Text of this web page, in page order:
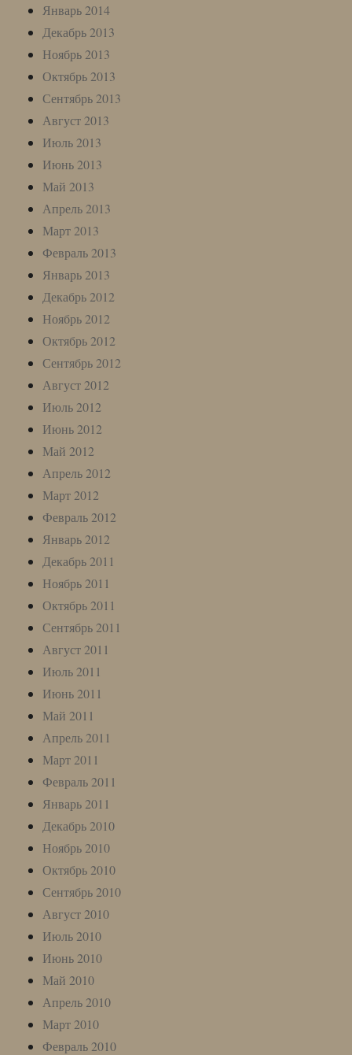
Январь 2014
Декабрь 2013
Ноябрь 2013
Октябрь 2013
Сентябрь 2013
Август 2013
Июль 2013
Июнь 2013
Май 2013
Апрель 2013
Март 2013
Февраль 2013
Январь 2013
Декабрь 2012
Ноябрь 2012
Октябрь 2012
Сентябрь 2012
Август 2012
Июль 2012
Июнь 2012
Май 2012
Апрель 2012
Март 2012
Февраль 2012
Январь 2012
Декабрь 2011
Ноябрь 2011
Октябрь 2011
Сентябрь 2011
Август 2011
Июль 2011
Июнь 2011
Май 2011
Апрель 2011
Март 2011
Февраль 2011
Январь 2011
Декабрь 2010
Ноябрь 2010
Октябрь 2010
Сентябрь 2010
Август 2010
Июль 2010
Июнь 2010
Май 2010
Апрель 2010
Март 2010
Февраль 2010